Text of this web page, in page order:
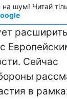
шум! Читай
расширить
Сейчас
в